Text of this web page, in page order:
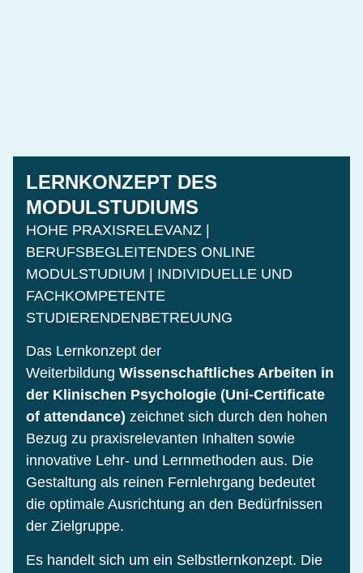
LERNKONZEPT DES
MODULSTUDIUMS
HOHE PRAXISRELEVANZ |
BERUFSBEGLEITENDES ONLINE
MODULSTUDIUM | INDIVIDUELLE UND
FACHKOMPETENTE
STUDIERENDENBETREUUNG
Das Lernkonzept der
Weiterbildung Wissenschaftliches Arbeiten in
der Klinischen Psychologie (Uni-Certificate
of attendance) zeichnet sich durch den hohen
Bezug zu praxisrelevanten Inhalten sowie
innovative Lehr- und Lernmethoden aus. Die
Gestaltung als reinen Fernlehrgang bedeutet
die optimale Ausrichtung an den Bedürfnissen
der Zielgruppe.
Es handelt sich um ein Selbstlernkonzept. Die